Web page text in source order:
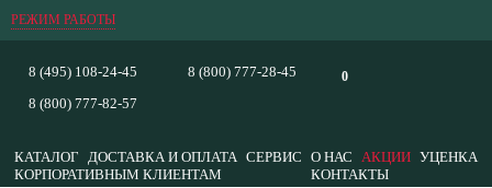
РЕЖИМ РАБОТЫ
0
8 (495) 108-24-45
8 (800) 777-82-57
8 (800) 777-28-45
КАТАЛОГ ДОСТАВКА И ОПЛАТА СЕРВИС О НАС АКЦИИ УЦЕНКА
КОРПОРАТИВНЫМ КЛИЕНТАМ
КОНТАКТЫ